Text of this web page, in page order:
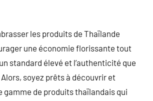
les produits de Thaïlande
une économie florissante tout
standard élevé et l’authenticité que
soyez prêts à découvrir et
gamme de produits thaïlandais qui